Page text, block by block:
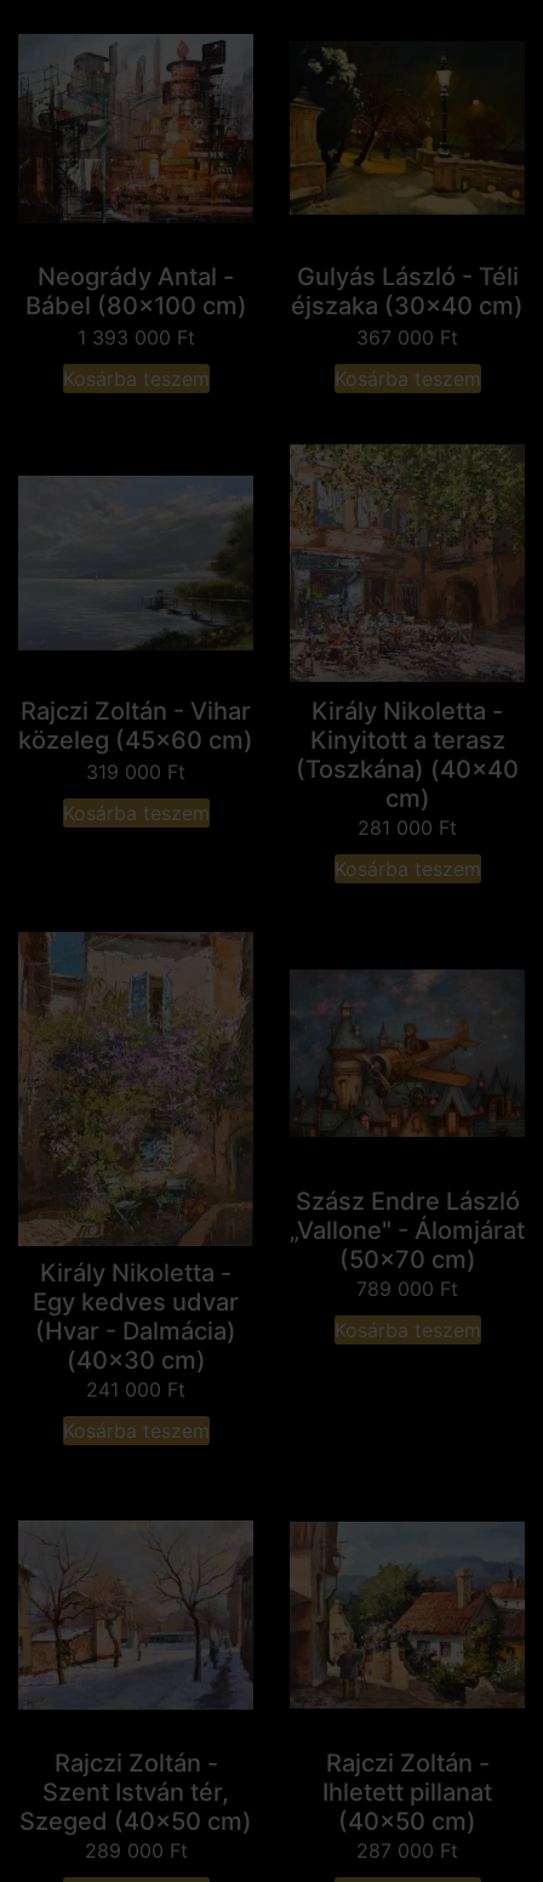
Neogrády Antal -
Bábel (80x100 cm)
1 393 000 Ft
Kosárba teszem
Gulyás László - Téli
éjszaka (30x40 cm)
367 000 Ft
Kosárba teszem
Rajczi Zoltán - Vihar
közeleg (45x60 cm)
319 000 Ft
Kosárba teszem
Király Nikoletta -
Kinyitott a terasz
(Toszkána) (40x40
cm)
281 000 Ft
Kosárba teszem
Király Nikoletta -
Egy kedves udvar
(Hvar - Dalmácia)
(40x30 cm)
241 000 Ft
Kosárba teszem
Szász Endre László
„Vallone" - Álomjárat
(50x70 cm)
789 000 Ft
Kosárba teszem
Rajczi Zoltán -
Szent István tér,
Szeged (40x50 cm)
289 000 Ft
Rajczi Zoltán -
Ihletett pillanat
(40x50 cm)
287 000 Ft